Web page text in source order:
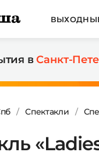
вСанкт-
Спектакли